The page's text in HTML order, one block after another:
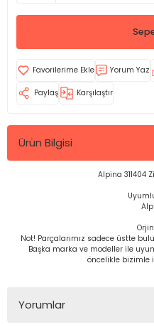
Yorum Yaz
Paylaş Karşılaştır
Ürün Bilgisi
Alpina 311404
Not! Parçalarımız sadece üstte
Başka marka ve modeller ile
öncelikle bizimle
Yorumlar